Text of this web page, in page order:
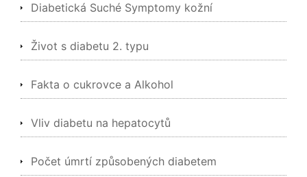
Diabetická Suché Symptomy kožní
Život s diabetu 2. typu
Fakta o cukrovce a Alkohol
Vliv diabetu na hepatocytů
Počet úmrtí způsobených diabetem